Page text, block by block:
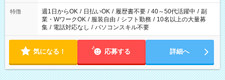
特徴 週1日からOK / 日払いOK / 履歴書不要 / 40～50代活躍中 / 副
業・WワークOK / 服装自由 / シフト勤務 / 10名以上の大量募
集 / 電話対応なし / パソコンスキル不要
気になる！ 応募する 詳細へ